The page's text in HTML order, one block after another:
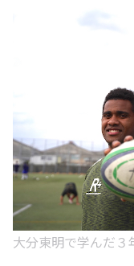
大分東明で学んだ